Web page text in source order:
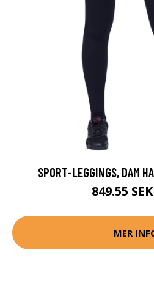
SPORT-LEGGINGS, DAM
849.55 SEK
MER